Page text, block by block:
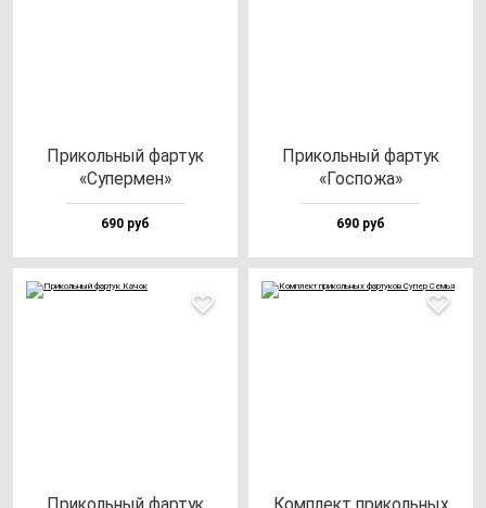
При­коль­ный фар­тук
«Супер­мен»
690 руб
При­коль­ный фар­тук
«Гос­по­жа»
690 руб